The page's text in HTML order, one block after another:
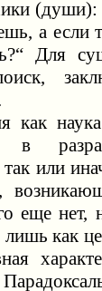
а если
Для
наука
в
или
еще нет,
лишь как